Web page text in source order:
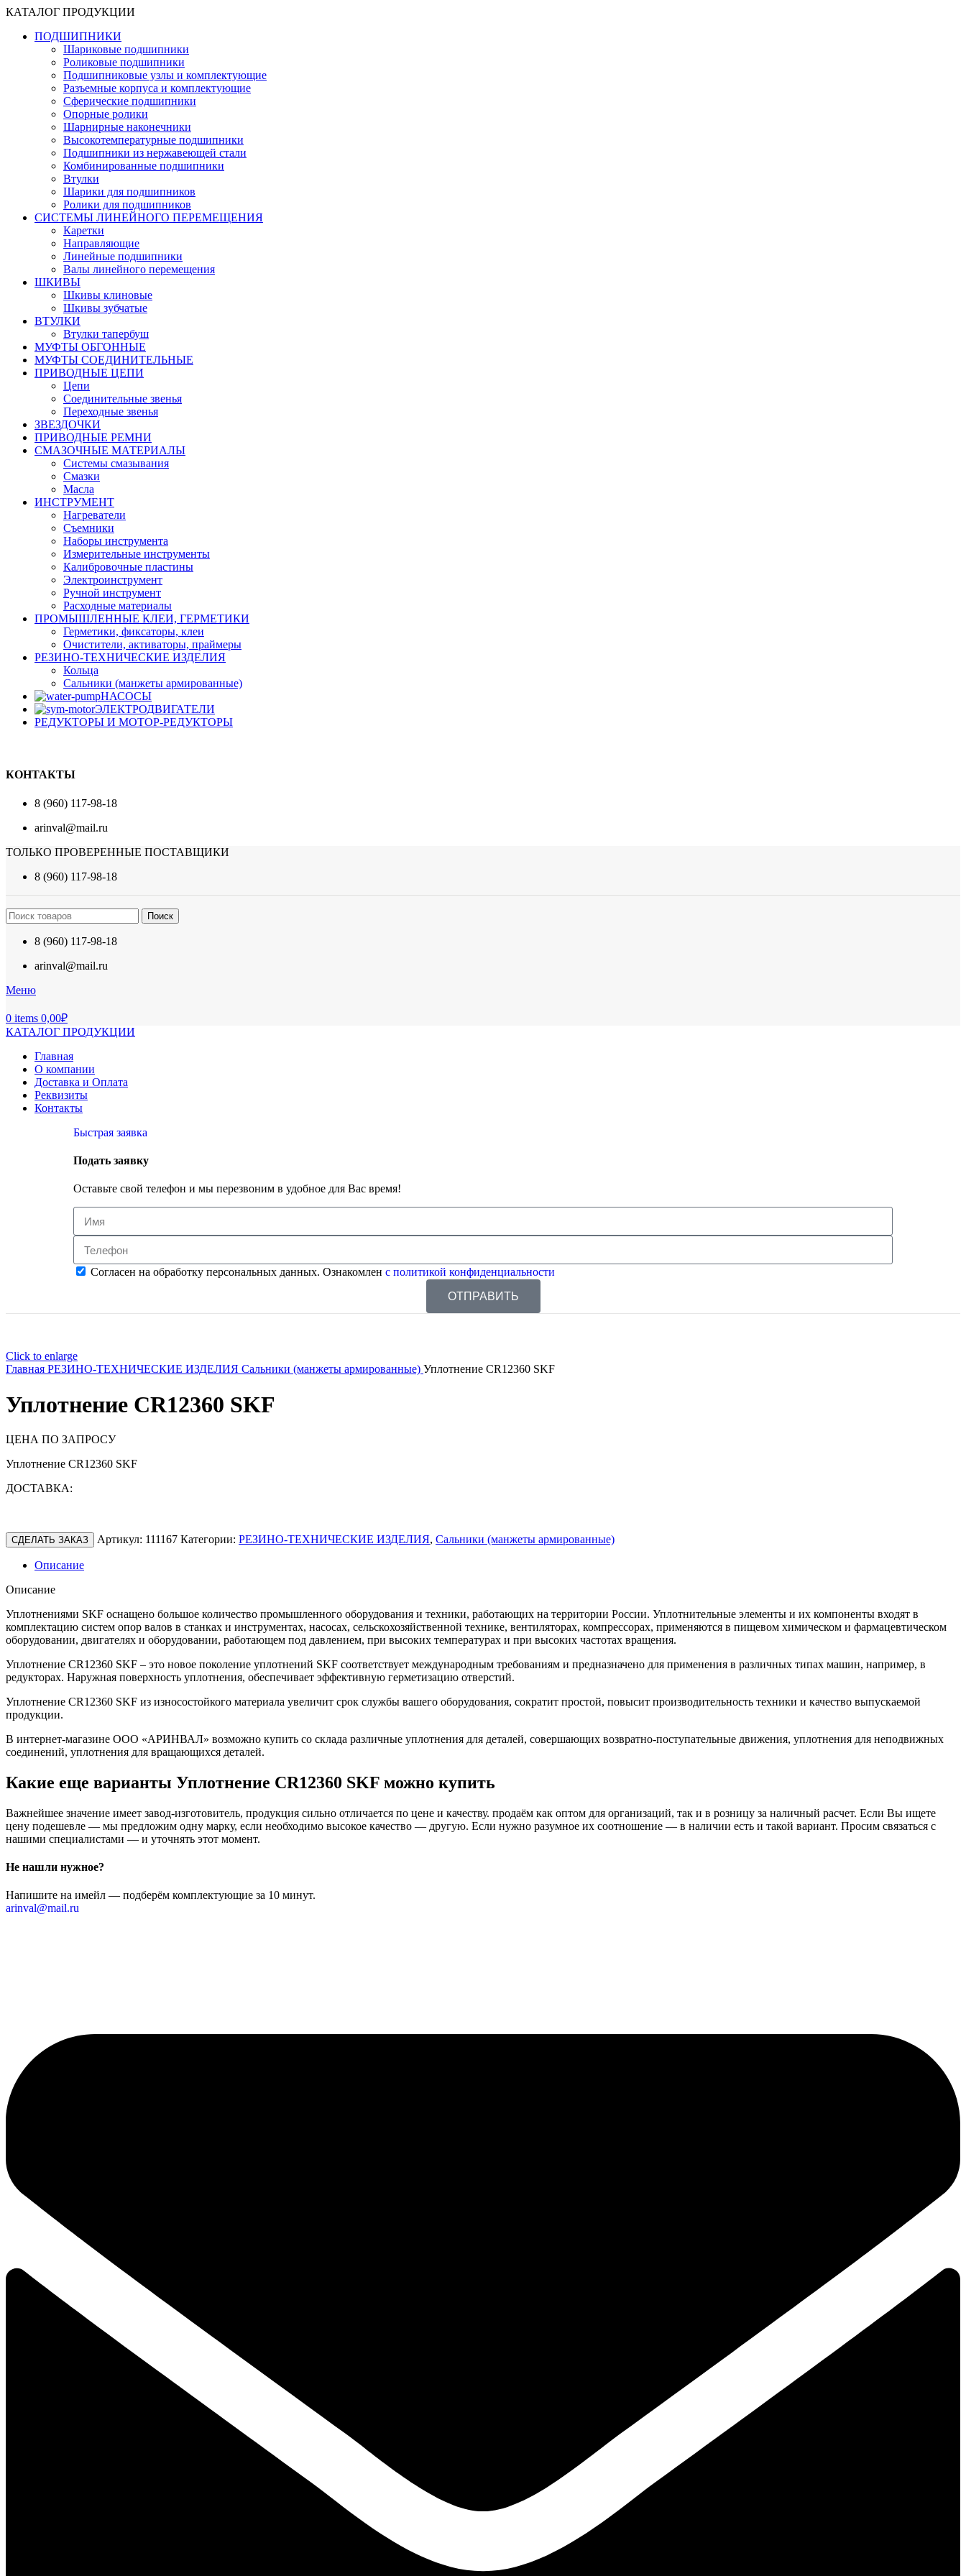
КАТАЛОГ ПРОДУКЦИИ
ПОДШИПНИКИ
Шариковые подшипники
Роликовые подшипники
Подшипниковые узлы и комплектующие
Разъемные корпуса и комплектующие
Сферические подшипники
Опорные ролики
Шарнирные наконечники
Высокотемпературные подшипники
Подшипники из нержавеющей стали
Комбинированные подшипники
Втулки
Шарики для подшипников
Ролики для подшипников
СИСТЕМЫ ЛИНЕЙНОГО ПЕРЕМЕЩЕНИЯ
Каретки
Направляющие
Линейные подшипники
Валы линейного перемещения
ШКИВЫ
Шкивы клиновые
Шкивы зубчатые
ВТУЛКИ
Втулки тапербуш
МУФТЫ ОБГОННЫЕ
МУФТЫ СОЕДИНИТЕЛЬНЫЕ
ПРИВОДНЫЕ ЦЕПИ
Цепи
Соединительные звенья
Переходные звенья
ЗВЕЗДОЧКИ
ПРИВОДНЫЕ РЕМНИ
СМАЗОЧНЫЕ МАТЕРИАЛЫ
Системы смазывания
Смазки
Масла
ИНСТРУМЕНТ
Нагреватели
Съемники
Наборы инструмента
Измерительные инструменты
Калибровочные пластины
Электроинструмент
Ручной инструмент
Расходные материалы
ПРОМЫШЛЕННЫЕ КЛЕИ, ГЕРМЕТИКИ
Герметики, фиксаторы, клеи
Очистители, активаторы, праймеры
РЕЗИНО-ТЕХНИЧЕСКИЕ ИЗДЕЛИЯ
Кольца
Сальники (манжеты армированные)
НАСОСЫ
ЭЛЕКТРОДВИГАТЕЛИ
РЕДУКТОРЫ И МОТОР-РЕДУКТОРЫ
КОНТАКТЫ
8 (960) 117-98-18
arinval@mail.ru
ТОЛЬКО ПРОВЕРЕННЫЕ ПОСТАВЩИКИ
8 (960) 117-98-18
Поиск
8 (960) 117-98-18
arinval@mail.ru
Меню
0 items 0,00₽
КАТАЛОГ ПРОДУКЦИИ
Главная
О компании
Доставка и Оплата
Реквизиты
Контакты
Быстрая заявка
Подать заявку
Оставьте свой телефон и мы перезвоним в удобное для Вас время!
Согласен на обработку персональных данных. Ознакомлен с политикой конфиденциальности
ОТПРАВИТЬ
Click to enlarge
Главная РЕЗИНО-ТЕХНИЧЕСКИЕ ИЗДЕЛИЯ Сальники (манжеты армированные) Уплотнение CR12360 SKF
Уплотнение CR12360 SKF
ЦЕНА ПО ЗАПРОСУ
Уплотнение CR12360 SKF
ДОСТАВКА:
СДЕЛАТЬ ЗАКАЗ Артикул: 111167 Категории: РЕЗИНО-ТЕХНИЧЕСКИЕ ИЗДЕЛИЯ, Сальники (манжеты армированные)
Описание
Описание
Уплотнениями SKF оснащено большое количество промышленного оборудования и техники, работающих на территории России. Уплотнительные элементы и их компоненты входят в
комплектацию систем опор валов в станках и инструментах, насосах, сельскохозяйственной технике, вентиляторах, компрессорах, применяются в пищевом химическом и фармацевтическом
оборудовании, двигателях и оборудовании, работающем под давлением, при высоких температурах и при высоких частотах вращения.
Уплотнение CR12360 SKF – это новое поколение уплотнений SKF соответствует международным требованиям и предназначено для применения в различных типах машин, например, в
редукторах. Наружная поверхность уплотнения, обеспечивает эффективную герметизацию отверстий.
Уплотнение CR12360 SKF из износостойкого материала увеличит срок службы вашего оборудования, сократит простой, повысит производительность техники и качество выпускаемой
продукции.
В интернет-магазине ООО «АРИНВАЛ» возможно купить со склада различные уплотнения для деталей, совершающих возвратно-поступательные движения, уплотнения для неподвижных
соединений, уплотнения для вращающихся деталей.
Какие еще варианты Уплотнение CR12360 SKF можно купить
Важнейшее значение имеет завод-изготовитель, продукция сильно отличается по цене и качеству. продаём как оптом для организаций, так и в розницу за наличный расчет. Если Вы ищете
цену подешевле — мы предложим одну марку, если необходимо высокое качество — другую. Если нужно разумное их соотношение — в наличии есть и такой вариант. Просим связаться с
нашими специалистами — и уточнять этот момент.
Не нашли нужное?
Напишите на имейл — подберём комплектующие за 10 минут.
arinval@mail.ru